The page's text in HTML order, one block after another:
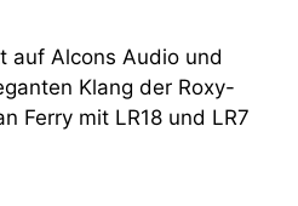
auf Alcons Audio und
Klang der Roxy-
Ferry mit LR18 und LR7